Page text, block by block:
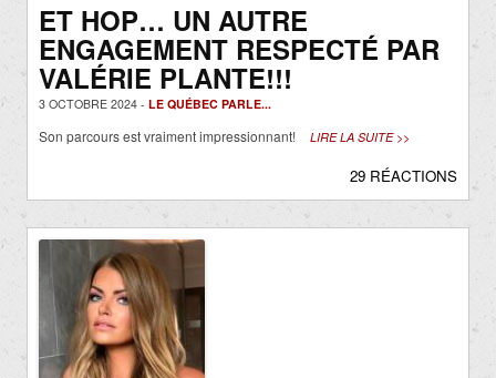
ET HOP… UN AUTRE
ENGAGEMENT RESPECTÉ PAR
VALÉRIE PLANTE!!!
3 OCTOBRE 2024 - LE QUÉBEC PARLE...
Son parcours est vraiment impressionnant! LIRE LA SUITE >>
29 RÉACTIONS